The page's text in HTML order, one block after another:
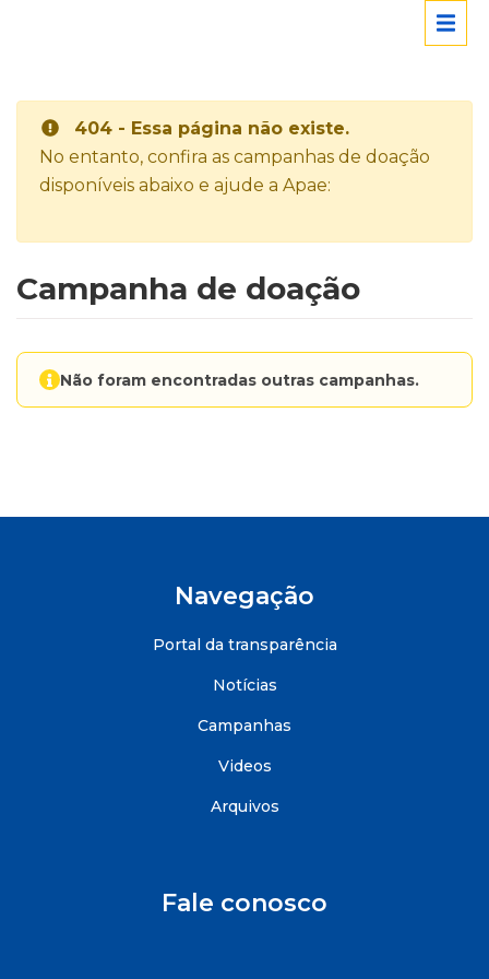
404 - Essa página não existe.
No entanto, confira as campanhas de doação
disponíveis abaixo e ajude a Apae:
Campanha de doação
Não foram encontradas outras campanhas.
Navegação
Portal da transparência
Notícias
Campanhas
Videos
Arquivos
Fale conosco